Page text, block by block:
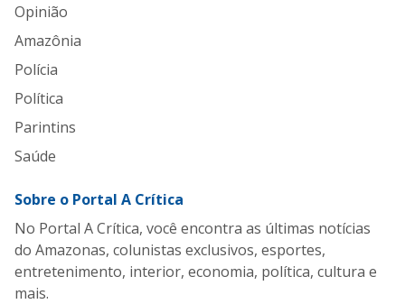
Opinião
Amazônia
Polícia
Política
Parintins
Saúde
Sobre o Portal A Crítica
No Portal A Crítica, você encontra as últimas notícias
do Amazonas, colunistas exclusivos, esportes,
entretenimento, interior, economia, política, cultura e
mais.